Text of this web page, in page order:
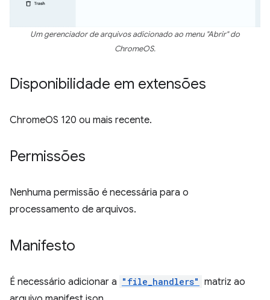
Um gerenciador de arquivos adicionado ao menu "Abrir" do
ChromeOS.
Disponibilidade em extensões
ChromeOS 120 ou mais recente.
Permissões
Nenhuma permissão é necessária para o
processamento de arquivos.
Manifesto
É necessário adicionar a "file_handlers" matriz ao